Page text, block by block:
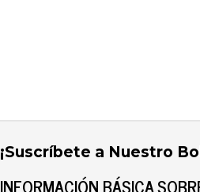
¡Suscríbete a Nuestro
INFORMACIÓN BÁSICA